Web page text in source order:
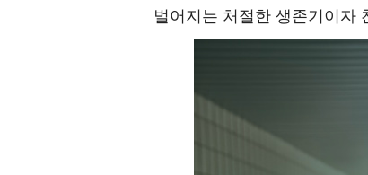
벌어지는 처절한 생존기이자